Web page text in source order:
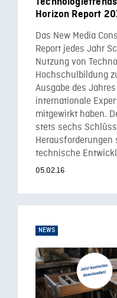
Horizon Report
Das New Media
Report jedes Jahr
Nutzung von
Hochschulbildung
Ausgabe des
internationale
mitgewirkt haben.
stets sechs
technische
05.02.16
NEWS